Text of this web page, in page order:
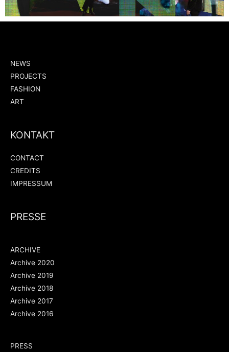
NEWS
PROJECTS
FASHION
ART
KONTAKT
CONTACT
CREDITS
IMPRESSUM
PRESSE
ARCHIVE
Archive 2020
Archive 2019
Archive 2018
Archive 2017
Archive 2016
PRESS